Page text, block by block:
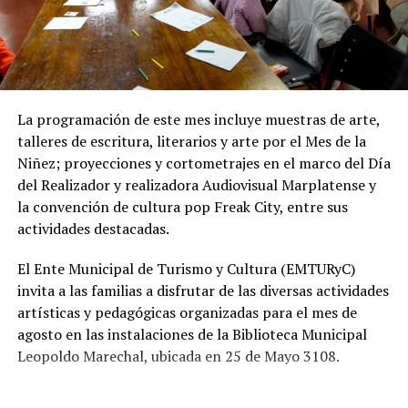
cloacal representa un aporte importante para la
protección ambiental, ya que permite disminuir la
utilización de pozos absorbentes y contribuye a
preservar las napas de agua subterránea, además de
mejorar las condiciones de higiene y salubridad para los
vecinos.
Tras la apertura de sobres, el expediente continuará su
recorrido administrativo con la intervención de la
Comisión de Estudio de Ofertas y Adjudicación, que
tendrá a su cargo la evaluación de las propuestas
obra.
La programación de este mes incluye muestras de arte,
talleres de escritura, literarios y arte por el Mes de la
Niñez; proyecciones y cortometrajes en el marco del Día
del Realizador y realizadora Audiovisual Marplatense y
la convención de cultura pop Freak City, entre sus
actividades destacadas.
El Ente Municipal de Turismo y Cultura (EMTURyC)
invita a las familias a disfrutar de las diversas actividades
artísticas y pedagógicas organizadas para el mes de
agosto en las instalaciones de la Biblioteca Municipal
Leopoldo Marechal, ubicada en 25 de Mayo 3108.